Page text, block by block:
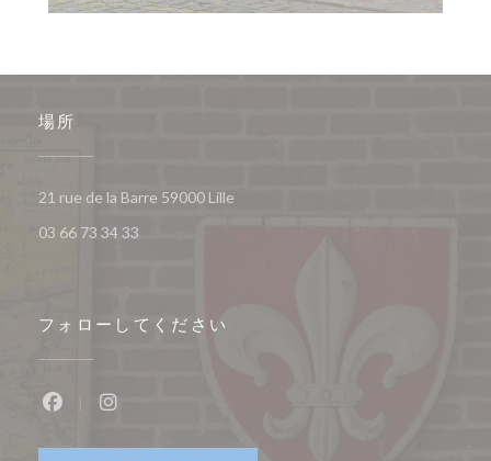
場所
21 rue de la Barre 59000 Lille
03 66 73 34 33
フォローしてください